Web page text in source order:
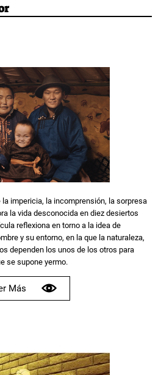
impericia, la incomprensión, la sorpresa
la vida desconocida en diez desiertos
reflexiona en torno a la idea de
y su entorno, en la que la naturaleza,
dependen los unos de los otros para
se supone yermo.
Más